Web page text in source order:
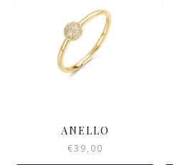
ANELLO
€39,00